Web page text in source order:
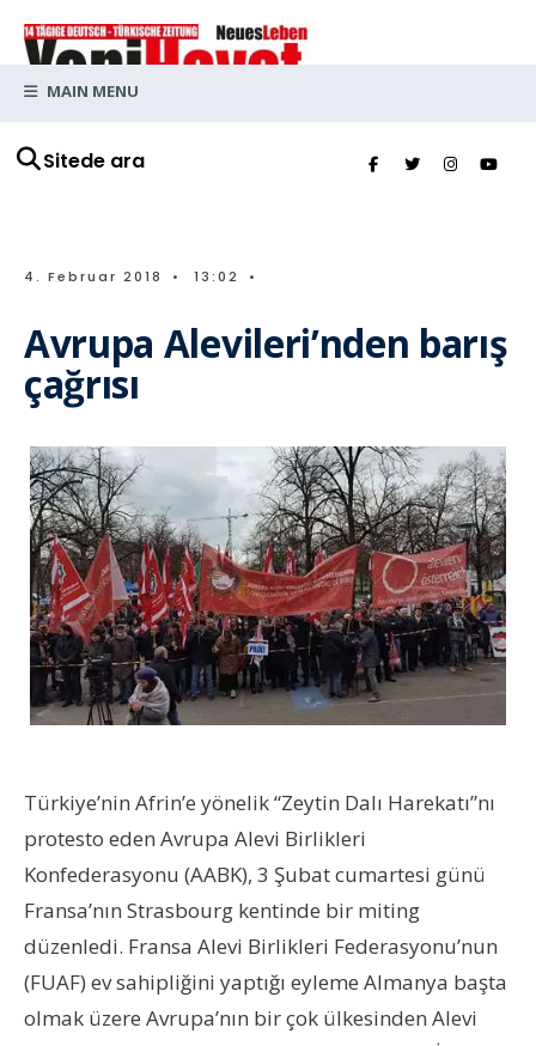
Sitede ara
MAIN MENU
4. Februar 2018 • 13:02 •
Avrupa Alevileri’nden barış
çağrısı
Türkiye’nin Afrin’e yönelik “Zeytin Dalı Harekatı”nı
protesto eden Avrupa Alevi Birlikleri
Konfederasyonu (AABK), 3 Şubat cumartesi günü
Fransa’nın Strasbourg kentinde bir miting
düzenledi. Fransa Alevi Birlikleri Federasyonu’nun
(FUAF) ev sahipliğini yaptığı eyleme Almanya başta
olmak üzere Avrupa’nın bir çok ülkesinden Alevi